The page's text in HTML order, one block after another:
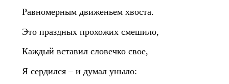
Равномерным движеньем хвоста.
Это праздных прохожих смешило,
Каждый вставил словечко свое,
Я сердился – и думал уныло: